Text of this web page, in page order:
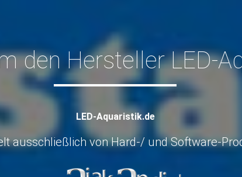
den Hersteller LED-
LED-Aquaristik.de
ausschließlich von Hard-/ und Software-